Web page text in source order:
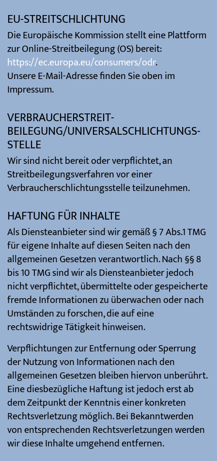
EU-STREITSCHLICHTUNG
Die Europäische Kommission stellt eine Plattform
zur Online-Streitbeilegung (OS) bereit:
https://ec.europa.eu/consumers/odr.
Unsere E-Mail-Adresse finden Sie oben im
Impressum.
VERBRAUCHER­STREIT­
BEILEGUNG/UNIVERSAL­SCHLICHTUNGS­
STELLE
Wir sind nicht bereit oder verpflichtet, an
Streitbeilegungsverfahren vor einer
Verbraucherschlichtungsstelle teilzunehmen.
HAFTUNG FÜR INHALTE
Als Diensteanbieter sind wir gemäß § 7 Abs.1 TMG
für eigene Inhalte auf diesen Seiten nach den
allgemeinen Gesetzen verantwortlich. Nach §§ 8
bis 10 TMG sind wir als Diensteanbieter jedoch
nicht verpflichtet, übermittelte oder gespeicherte
fremde Informationen zu überwachen oder nach
Umständen zu forschen, die auf eine
rechtswidrige Tätigkeit hinweisen.
Verpflichtungen zur Entfernung oder Sperrung
der Nutzung von Informationen nach den
allgemeinen Gesetzen bleiben hiervon unberührt.
Eine diesbezügliche Haftung ist jedoch erst ab
dem Zeitpunkt der Kenntnis einer konkreten
Rechtsverletzung möglich. Bei Bekanntwerden
von entsprechenden Rechtsverletzungen werden
wir diese Inhalte umgehend entfernen.